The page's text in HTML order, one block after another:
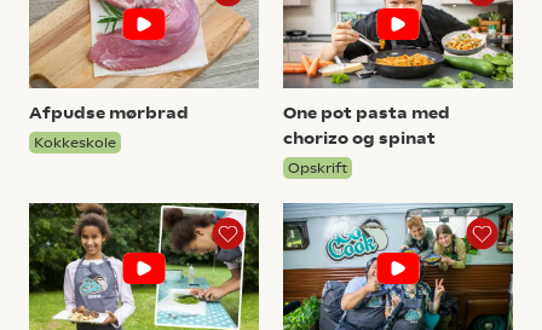
Afpudse mørbrad
Kokkeskole
One pot pasta med
chorizo og spinat
Opskrift